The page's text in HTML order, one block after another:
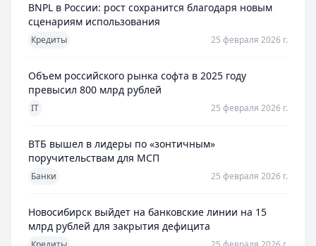
BNPL в России: рост сохранится благодаря новым
сценариям использования
Кредиты 25 февраля 2026 г.
Объем российского рынка софта в 2025 году
превысил 800 млрд рублей
IT 25 февраля 2026 г.
ВТБ вышел в лидеры по «зонтичным»
поручительствам для МСП
Банки 25 февраля 2026 г.
Новосибирск выйдет на банковские линии на 15
млрд рублей для закрытия дефицита